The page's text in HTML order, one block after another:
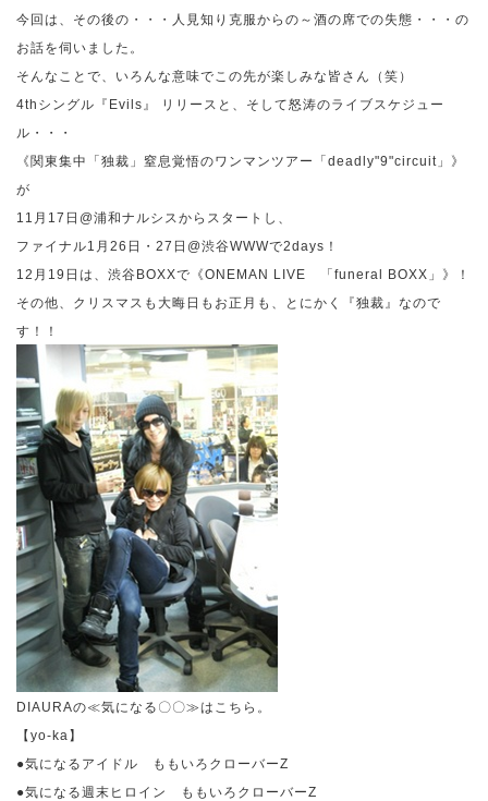
今回は、その後の・・・人見知り克服からの～酒の席での失態・・・の
お話を伺いました。
そんなことで、いろんな意味でこの先が楽しみな皆さん（笑）
4th シングル『 Evils 』 リリースと、そして怒涛のライブスケジュー
ル・・・
《関東集中「独裁」窒息覚悟のワンマンツアー「deadly"9"circuit 」》
が
11 月 17 日 @浦和ナルシスからスタートし、
ファイナル1 月 26 日・ 27 日 @渋谷WWWで2days ！
12 月 19 日は、渋谷BOXXで《ONEMAN LIVE 「funeral BOXX 」》！
その他、クリスマスも大晦日もお正月も、とにかく『独裁』なので
す！！
DIAURAの≪気になる〇〇≫はこちら。
【yo-ka 】
●気になるアイドル ももいろクローバーZ
●気になる週末ヒロイン ももいろクローバーZ